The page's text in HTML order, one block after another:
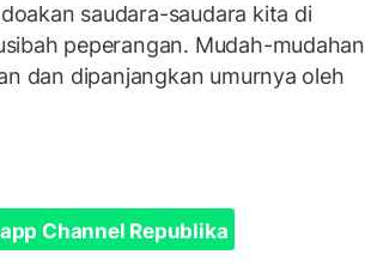
saudara-saudara kita di
peperangan. Mudah-mudahan
dan dipanjangkan umurnya oleh
Channel Republika